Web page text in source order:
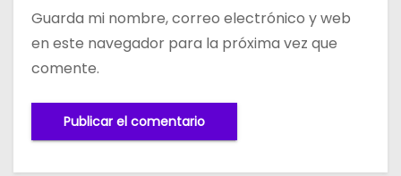
Guarda mi nombre, correo electrónico y web
en este navegador para la próxima vez que
comente.